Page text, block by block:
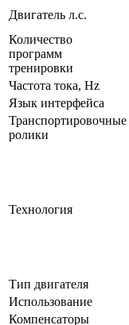
Двигатель л.с.
Количество
программ
тренировки
Частота тока, Hz
Язык интерфейса
Транспортировочные
ролики
Технология
Тип двигателя
Использование
Компенсаторы